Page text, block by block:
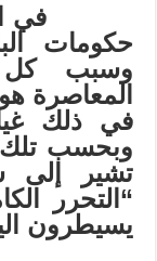
في
حكومات
وسبب كل
المعاصرة
في ذلك
وبحسب تلك
تشير إلى
“التحرر
يسيطرون